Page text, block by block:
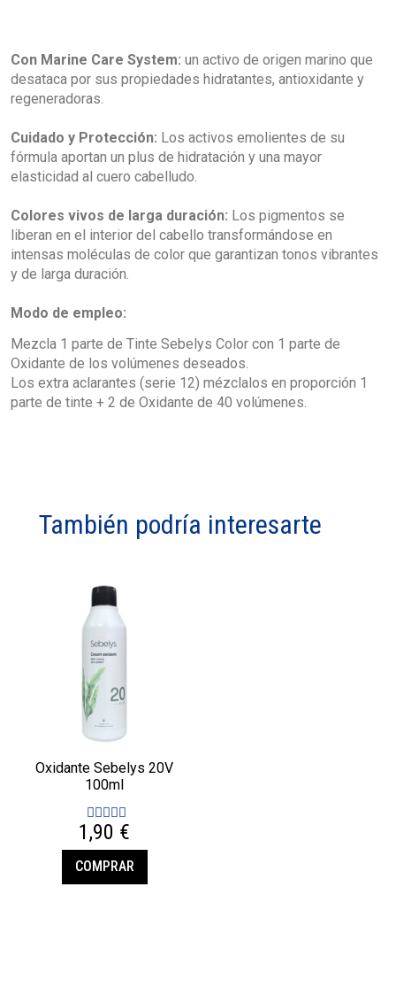
Con Marine Care System: un activo de origen marino que
desataca por sus propiedades hidratantes, antioxidante y
regeneradoras.
Cuidado y Protección: Los activos emolientes de su
fórmula aportan un plus de hidratación y una mayor
elasticidad al cuero cabelludo.
Colores vivos de larga duración: Los pigmentos se
liberan en el interior del cabello transformándose en
intensas moléculas de color que garantizan tonos vibrantes
y de larga duración.
Modo de empleo:
Mezcla 1 parte de Tinte Sebelys Color con 1 parte de
Oxidante de los volúmenes deseados.
Los extra aclarantes (serie 12) mézclalos en proporción 1
parte de tinte + 2 de Oxidante de 40 volúmenes.
También podría interesarte
Oxidante Sebelys 20V
100ml
1,90 €
COMPRAR